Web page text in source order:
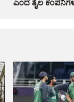
ಎಂದ ತೈಲ